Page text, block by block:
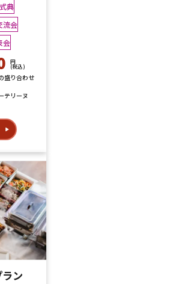
典
流会
会
円
(税込)
盛り合わせ
テリーヌ
ン